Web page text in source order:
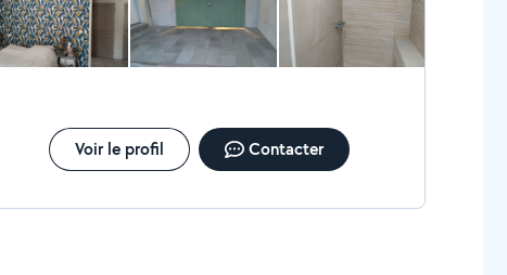
Voir le profil Contacter